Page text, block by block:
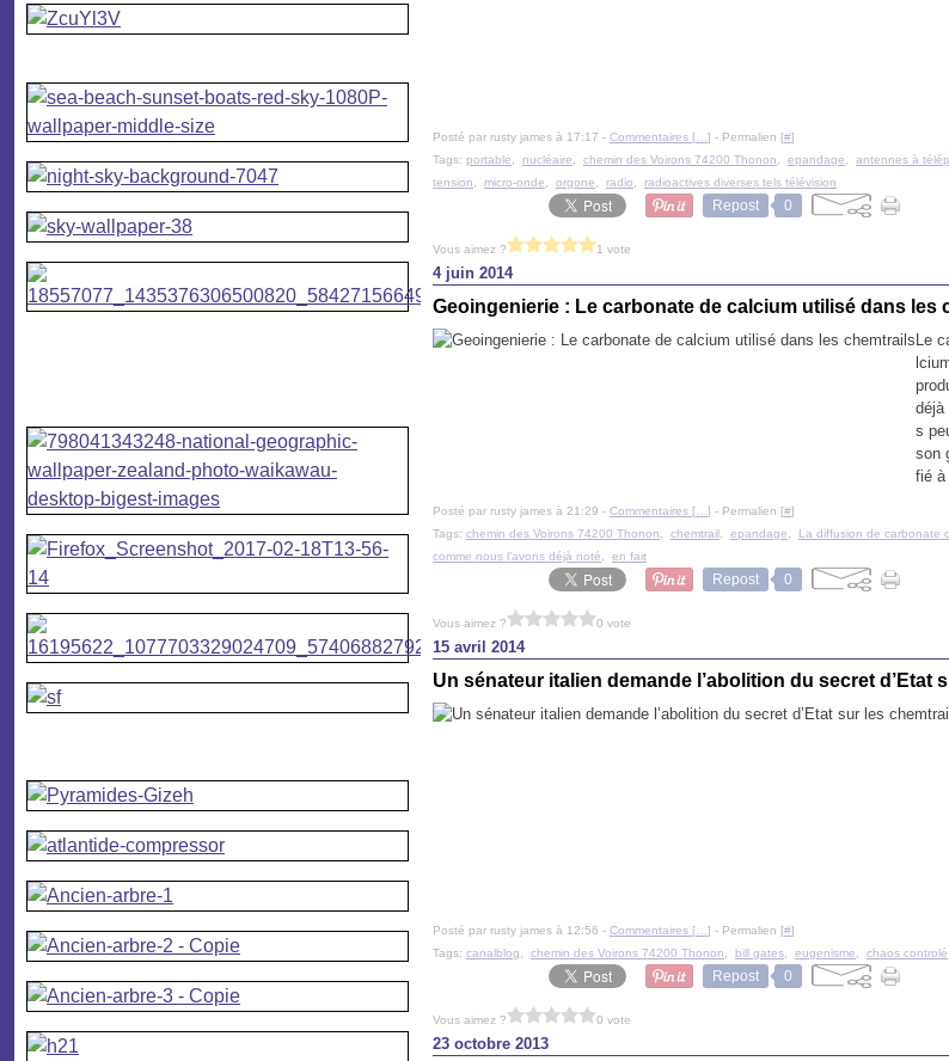
Posté par rusty james à 17:17 - Commentaires [ ] - Permalien [#]
Tags: portable nucléaire chemin des Voirons 74200 Thonon epandage antennes à
tension
micro-onde orgone radio radioactives diverses tels télévision
Repost 0
Vous aimez ? 1 vote
4 juin 2014
Geoingenierie : Le carbonate de calcium utilisé dans les
Le
déjà
s
son
fié à
Posté par rusty james à 21:29 - Commentaires [ ] - Permalien [#]
Tags: chemin des Voirons 74200 Thonon chemtrail epandage La diffusion de carbonate
comme nous l’avons déjà noté
en fait
Repost 0
Vous aimez ? 0 vote
15 avril 2014
Un sénateur italien demande l’abolition du secret d’Etat
Posté par rusty james à 12:56 - Commentaires [ ] - Permalien [#]
Tags: canalblog chemin des Voirons 74200 Thonon bill gates eugenisme chaos controlé
Repost 0
Vous aimez ? 0 vote
23 octobre 2013